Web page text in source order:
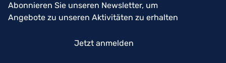
Abonnieren Sie unseren Newsletter, um
Angebote zu unseren Aktivitäten zu erhalten
Jetzt anmelden